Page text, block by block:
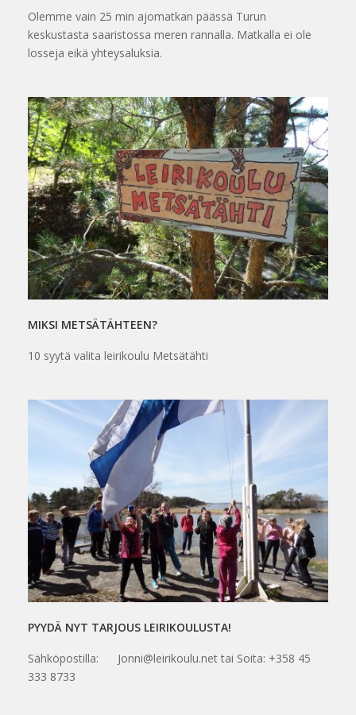
Olemme vain 25 min ajomatkan päässä Turun
keskustasta saaristossa meren rannalla. Matkalla ei ole
losseja eikä yhteysaluksia.
MIKSI METSÄTÄHTEEN?
10 syytä valita leirikoulu Metsätähti
PYYDÄ NYT TARJOUS LEIRIKOULUSTA!
Sähköpostilla: Jonni@leirikoulu.net tai Soita: +358 45
333 8733